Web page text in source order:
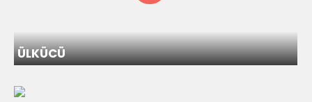
ÜLKÜCÜ